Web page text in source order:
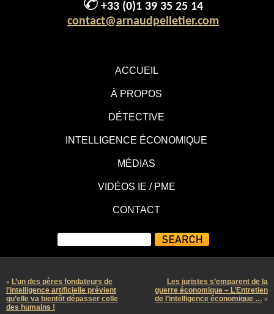
ACCUEIL
À PROPOS
DÉTECTIVE
INTELLIGENCE ÉCONOMIQUE
MÉDIAS
VIDÉOS IE / PME
CONTACT
+33 (0)1 39 35 25 14
contact@arnaudpelletier.com
« L’un des pères fondateurs de
l’intelligence artificielle prévient
qu’elle va bientôt dépasser celle
des humains !
Les juristes s’emparent de la
guerre économique – L’Entretien
de l’intelligence économique … »